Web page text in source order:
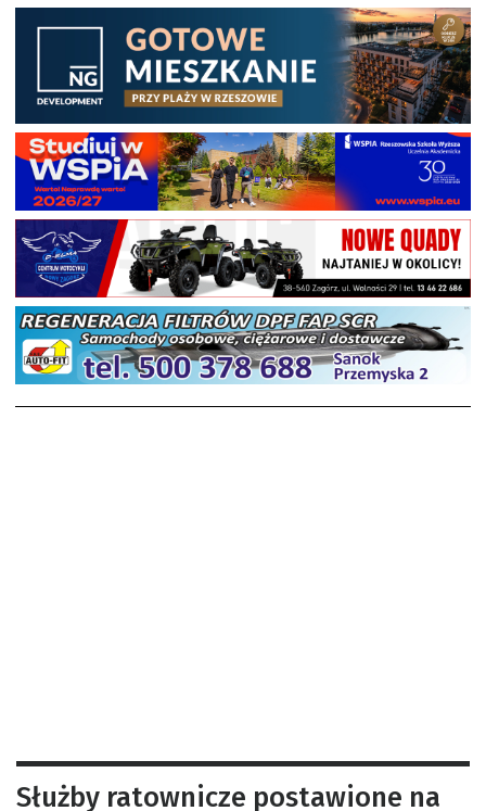
Służby ratownicze postawione na